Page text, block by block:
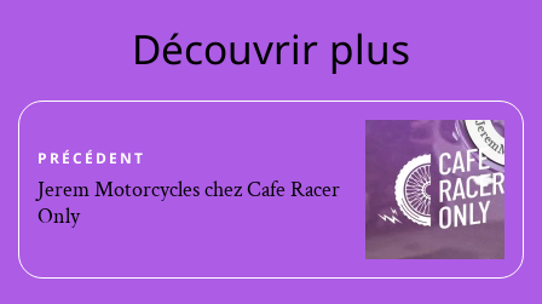
Découvrir plus
PRÉCÉDENT
Jerem Motorcycles chez Cafe Racer
Only